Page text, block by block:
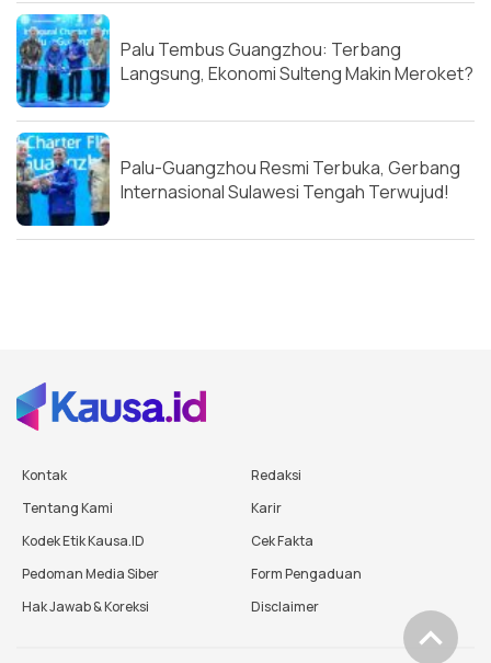
Palu Tembus Guangzhou: Terbang
Langsung, Ekonomi Sulteng Makin Meroket?
Palu-Guangzhou Resmi Terbuka, Gerbang
Internasional Sulawesi Tengah Terwujud!
Kontak
Redaksi
Tentang Kami
Karir
Kodek Etik Kausa.ID
Cek Fakta
Pedoman Media Siber
Form Pengaduan
Hak Jawab & Koreksi
Disclaimer